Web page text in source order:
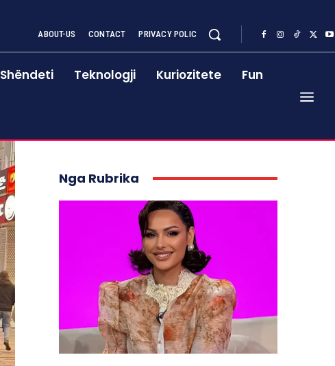
ABOUT-US CONTACT PRIVACY POLIC
Shëndeti Teknologji Kuriozitete Fun
Nga Rubrika